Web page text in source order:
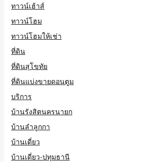
ทาวน์เฮ้าส์
ทาวน์โฮม
ทาวน์โฮมให้เช่า
ที่ดิน
ที่ดินสุโขทัย
ที่ดินแบ่งขายดอนตูม
บริการ
บ้านรังสิตนครนายก
บ้านลำลูกกา
บ้านเดี่ยว
บ้านเดี่ยว-ปทุมธานี